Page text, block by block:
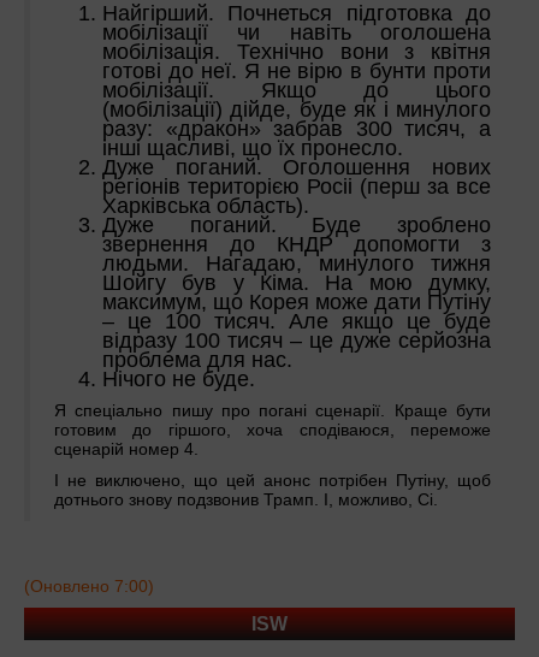
Найгірший. Почнеться підготовка до
мобілізації чи навіть оголошена
мобілізація. Технічно вони з квітня
готові до неї. Я не вірю в бунти проти
мобілізації. Якщо до цього
(мобілізації) дійде, буде як і минулого
разу: «дракон» забрав 300 тисяч, а
інші щасливі, що їх пронесло.
Дуже поганий. Оголошення нових
регіонів територією Росіі (перш за все
Харківська область).
Дуже поганий. Буде зроблено
звернення до КНДР допомогти з
людьми. Нагадаю, минулого тижня
Шойгу був у Кіма. На мою думку,
максимум, що Корея може дати Путіну
– це 100 тисяч. Але якщо це буде
відразу 100 тисяч – це дуже серйозна
проблема для нас.
Нічого не буде.
Я спеціально пишу про погані сценарії. Краще бути
готовим до гіршого, хоча сподіваюся, переможе
сценарій номер 4.
І не виключено, що цей анонс потрібен Путіну, щоб
дотнього знову подзвонив Трамп. І, можливо, Сі.
(Оновлено 7:00)
ISW